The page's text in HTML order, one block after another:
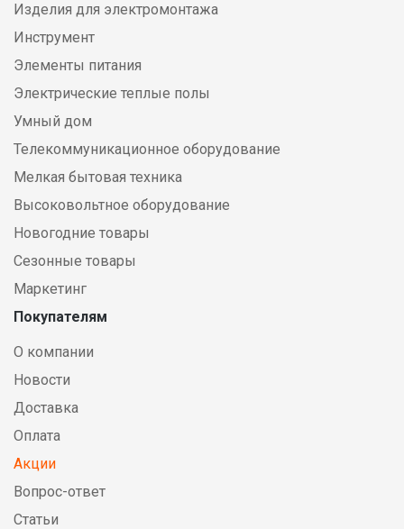
Изделия для электромонтажа
Инструмент
Элементы питания
Электрические теплые полы
Умный дом
Телекоммуникационное оборудование
Мелкая бытовая техника
Высоковольтное оборудование
Новогодние товары
Сезонные товары
Маркетинг
Покупателям
О компании
Новости
Доставка
Оплата
Акции
Вопрос-ответ
Статьи